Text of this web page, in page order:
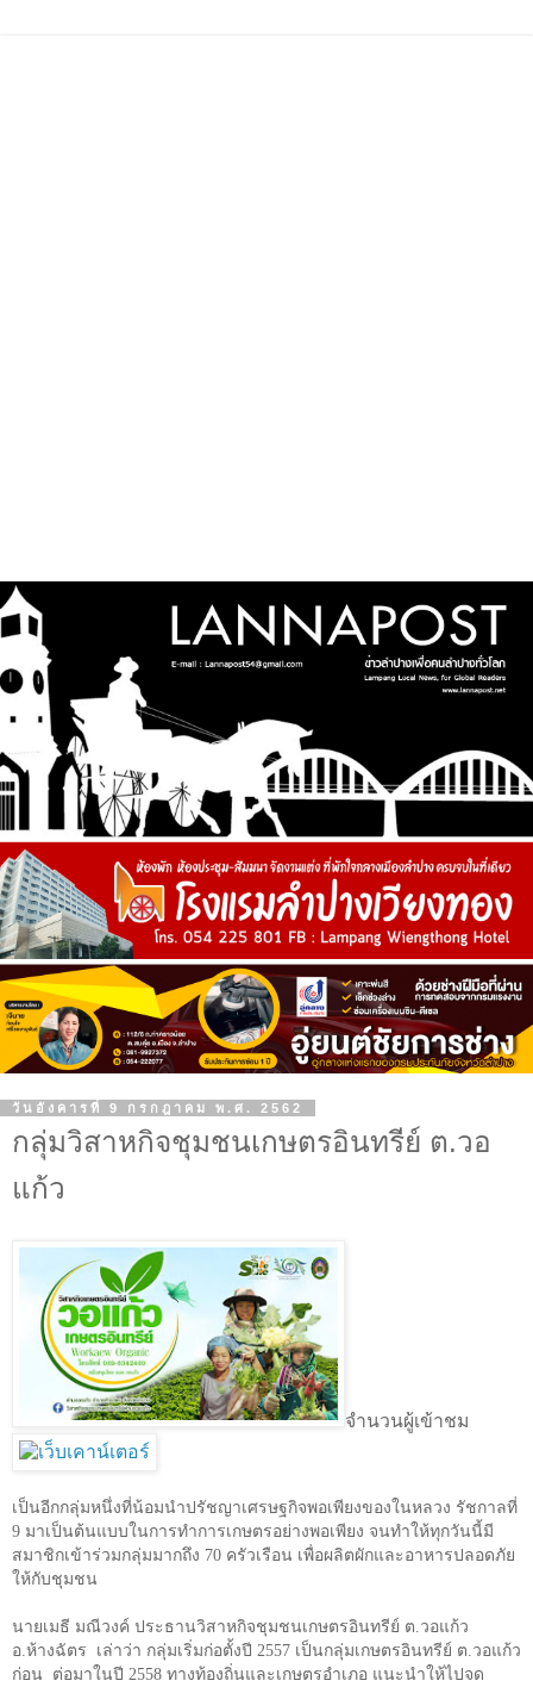
วันอังคารที่ 9 กรกฎาคม พ.ศ. 2562
กลุ่มวิสาหกิจชุมชนเกษตรอินทรีย์ ต.วอ
แก้ว
จำนวนผู้เข้าชม
เป็นอีกกลุ่มหนึ่งที่น้อมนำปรัชญาเศรษฐกิจพอเพียงของในหลวง รัชกาลที่
9 มาเป็นต้นแบบในการทำการเกษตรอย่างพอเพียง จนทำให้ทุกวันนี้มี
สมาชิกเข้าร่วมกลุ่มมากถึง 70 ครัวเรือน เพื่อผลิตผักและอาหารปลอดภัย
ให้กับชุมชน
นายเมธี มณีวงค์ ประธานวิสาหกิจชุมชนเกษตรอินทรีย์ ต.วอแก้ว
อ.ห้างฉัตร
เล่าว่า กลุ่มเริ่มก่อตั้งปี 2557 เป็นกลุ่มเกษตรอินทรีย์ ต.วอแก้ว
ก่อน
ต่อมาในปี 2558 ทางท้องถิ่นและเกษตรอำเภอ แนะนำให้ไปจด